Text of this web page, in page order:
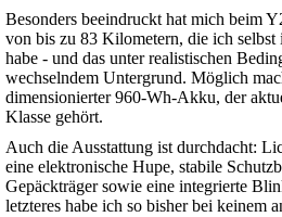
Besonders beeindruckt hat mich beim
von bis zu 83 Kilometern, die ich selbst
habe - und das unter realistischen
wechselndem Untergrund. Möglich
dimensionierter 960-Wh-Akku, der
Klasse gehört.
Auch die Ausstattung ist durchdacht:
eine elektronische Hupe, stabile
Gepäckträger sowie eine integrierte
letzteres habe ich so bisher bei keinem